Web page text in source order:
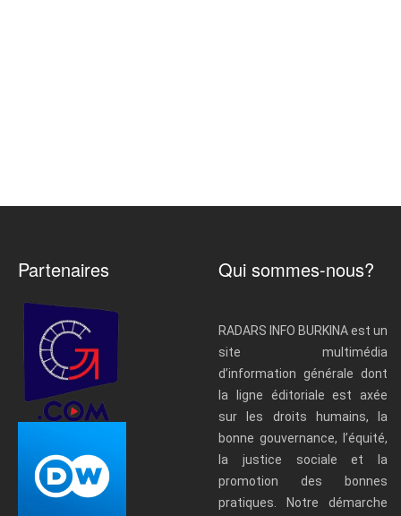
Partenaires Qui sommes-nous?
RADARS INFO BURKINA est un
site multimédia
d’information générale dont
la ligne éditoriale est axée
sur les droits humains, la
bonne gouvernance, l’équité,
la justice sociale et la
promotion des bonnes
pratiques. Notre démarche